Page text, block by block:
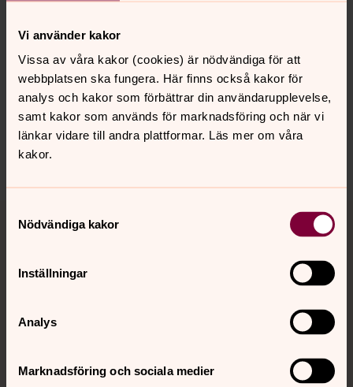
Vi använder kakor
Vissa av våra kakor (cookies) är nödvändiga för att
webbplatsen ska fungera. Här finns också kakor för
analys och kakor som förbättrar din användarupplevelse,
samt kakor som används för marknadsföring och när vi
länkar vidare till andra plattformar. Läs mer om våra
kakor.
Nödvändiga kakor
Inställningar
Analys
Marknadsföring och sociala medier
Synpunkter eller frågor på sidans
innehåll?
avesta-grytnas@svenskakyrkan.se
Dela
Kontakt